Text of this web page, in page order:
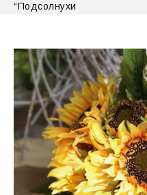
“Подсолнухи